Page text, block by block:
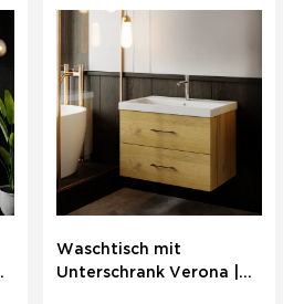
Softclose-Schubladen –...
Waschtisch mit
Unterschrank Verona |